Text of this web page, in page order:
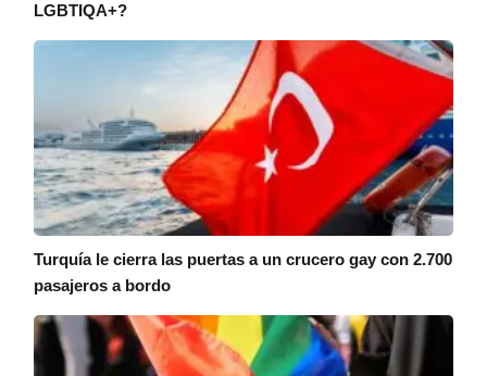
LGBTIQA+?
Turquía le cierra las puertas a un crucero gay con 2.700
pasajeros a bordo